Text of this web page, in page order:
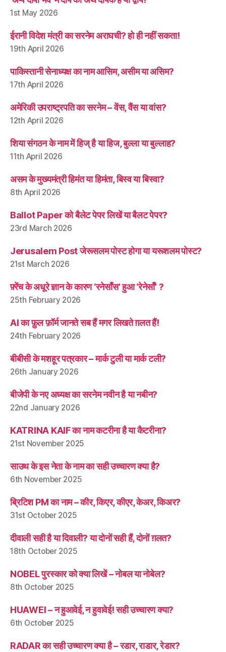
1st May 2026
ईरानी विदेश मंत्री का सरनेम अराघची? हो ही नहीं सकता!
19th April 2026
पाकिस्तानी सेनाध्यक्ष का नाम आसिम, असीम या असिम?
17th April 2026
अमेरिकी उपराष्ट्रपति का सरनेम – वेंस, वैंस या वांस?
12th April 2026
शिया संगठन के नाम में हिज् है या हिज, बुल्ला या बुल्लाह?
11th April 2026
असम के मुख्यमंत्री हिमंत या हिमंता, बिस्व या बिस्वा?
8th April 2026
Ballot Paper को बैलेट पेपर लिखें या बैलट पेपर?
23rd March 2026
Jerusalem Post जेरूसलम पोस्ट होगा या यरूशलम पोस्ट?
21st March 2026
फ़्रेंच के अधूरे ज्ञान के कारण ‘रनेसाँस’ हुआ ‘रेनेसाँ’ ?
25th February 2026
AI का फ़ुल फ़ॉर्म जानते सब हैं मगर लिखते ग़लत हैं!
24th February 2026
बीबीसी के मशहूर पत्रकार – मार्क टुली या मार्क टली?
26th January 2026
बीजेपी के नए अध्यक्ष का सरनेम नवीन है या नबीन?
22nd January 2026
KATRINA KAIF का नाम कटरीना है या कैटरीना?
21st November 2025
साउथ के इस नेता के नाम का सही उच्चारण क्या है?
6th November 2025
ब्रिटिश PM का नाम – कीर, किएर, कीएर, केअर, किअर?
31st October 2025
दीवाली सही है या दिवाली? या दोनों सही हैं, दोनों ग़लत?
18th October 2025
NOBEL पुरस्कार को क्या लिखें – नोबल या नोबेल?
8th October 2025
HUAWEI – न हुआवेई, न हुवावेई! सही उच्चारण क्या?
6th October 2025
RADAR का सही उच्चारण क्या है – रडार, राडार, रेडार?